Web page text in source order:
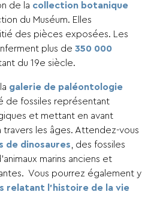
de la collection botanique
du Muséum. Elles
des pièces exposées. Les
plus de 350 000
du 19e siècle.
galerie de paléontologie
de fossiles représentant
et mettant en avant
travers les âges. Attendez-vous
de dinosaures , des fossiles
marins anciens et
Vous pourrez également y
relatant l’histoire de la vie